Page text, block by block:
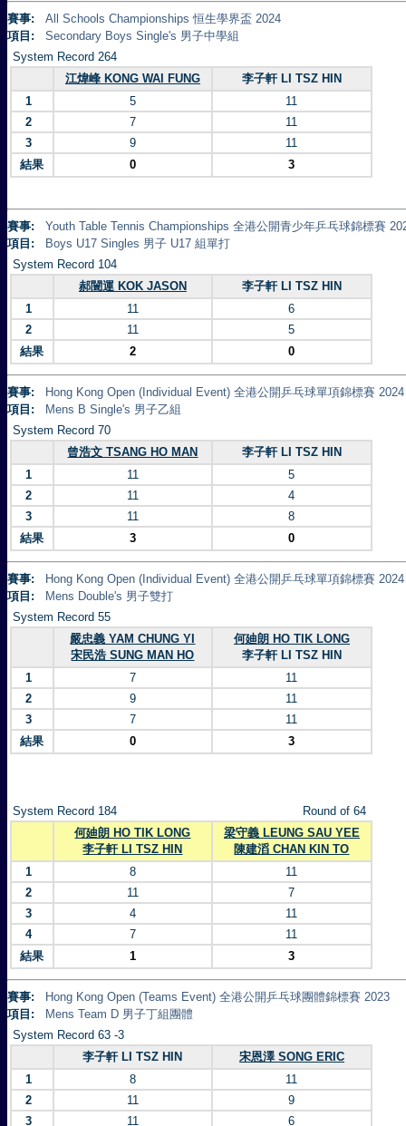
賽事:
All Schools Championships 恒生學界盃 2024
項目:
Secondary Boys Single's 男子中學組
System Record 264
江煒峰 KONG WAI FUNG
李子軒 LI TSZ HIN
1
5
11
2
7
11
3
9
11
結果
0 3
賽事:
Youth Table Tennis Championships 全港公開青少年乒乓球錦標賽
項目:
Boys U17 Singles 男子 U17 組單打
System Record 104
郝闓運 KOK JASON
李子軒 LI TSZ HIN
1
11
6
2
11
5
結果
2 0
賽事:
Hong Kong Open (Individual Event) 全港公開乒乓球單項錦標賽 2024
項目:
Mens B Single's 男子乙組
System Record 70
曾浩文 TSANG HO MAN
李子軒 LI TSZ HIN
1
11
5
2
11
4
3
11
8
結果
3 0
賽事:
Hong Kong Open (Individual Event) 全港公開乒乓球單項錦標賽 2024
項目:
Mens Double's 男子雙打
System Record 55
嚴忠義 YAM CHUNG YI
宋民浩 SUNG MAN HO
何廸朗 HO TIK LONG
李子軒 LI TSZ HIN
1
7
11
2
9
11
3
7
11
結果
0 3
System Record 184
Round of 64
何廸朗 HO TIK LONG
李子軒 LI TSZ HIN
梁守義 LEUNG SAU YEE
陳建滔 CHAN KIN TO
1
8
11
2
11
7
3
4
11
4
7
11
結果
1 3
賽事:
Hong Kong Open (Teams Event) 全港公開乒乓球團體錦標賽 2023
項目:
Mens Team D 男子丁組團體
System Record 63 -3
李子軒 LI TSZ HIN
宋恩澤 SONG ERIC
1
8
11
2
11
9
3
11 6